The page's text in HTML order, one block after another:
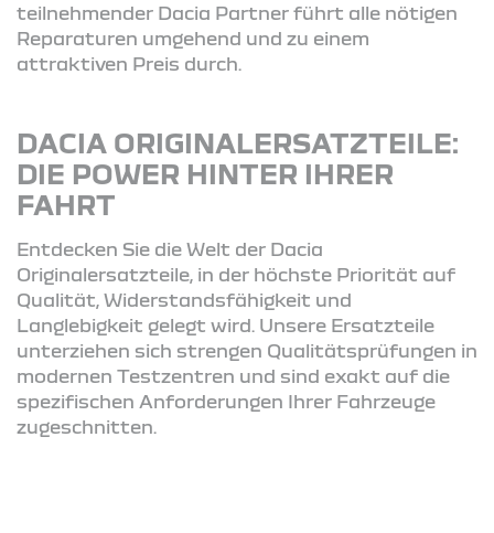
teilnehmender Dacia Partner führt alle nötigen
Reparaturen umgehend und zu einem
attraktiven Preis durch.
DACIA ORIGINALERSATZTEILE:
DIE POWER HINTER IHRER
FAHRT
Entdecken Sie die Welt der Dacia
Originalersatzteile, in der höchste Priorität auf
Qualität, Widerstandsfähigkeit und
Langlebigkeit gelegt wird. Unsere Ersatzteile
unterziehen sich strengen Qualitätsprüfungen in
modernen Testzentren und sind exakt auf die
spezifischen Anforderungen Ihrer Fahrzeuge
zugeschnitten.